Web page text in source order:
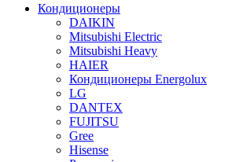
Кондиционеры
DAIKIN
Mitsubishi Electric
Mitsubishi Heavy
HAIER
Кондиционеры Energolux
LG
DANTEX
FUJITSU
Gree
Hisense